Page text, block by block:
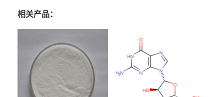
相关产品：